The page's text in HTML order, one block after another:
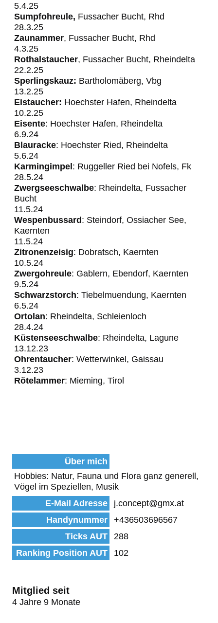
5.4.25
Sumpfohreule, Fussacher Bucht, Rhd
28.3.25
Zaunammer, Fussacher Bucht, Rhd
4.3.25
Rothalstaucher, Fussacher Bucht, Rheindelta
22.2.25
Sperlingskauz: Bartholomäberg, Vbg
13.2.25
Eistaucher: Hoechster Hafen, Rheindelta
10.2.25
Eisente: Hoechster Hafen, Rheindelta
6.9.24
Blauracke: Hoechster Ried, Rheindelta
5.6.24
Karmingimpel: Ruggeller Ried bei Nofels, Fk
28.5.24
Zwergseeschwalbe: Rheindelta, Fussacher
Bucht
11.5.24
Wespenbussard: Steindorf, Ossiacher See,
Kaernten
11.5.24
Zitronenzeisig: Dobratsch, Kaernten
10.5.24
Zwergohreule: Gablern, Ebendorf, Kaernten
​​​​​​9.5.24
Schwarzstorch: Tiebelmuendung, Kaernten
6.5.24
Ortolan: Rheindelta, Schleienloch
28.4.24
Küstenseeschwalbe: Rheindelta, Lagune
13.12.23
Ohrentaucher: Wetterwinkel, Gaissau
3.12.23
Rötelammer: Mieming, Tirol
Über mich
Hobbies: Natur, Fauna und Flora ganz generell,
Vögel im Speziellen, Musik
E-Mail Adresse
j.concept@gmx.at
Handynummer
+436503696567
Ticks AUT
288
Ranking Position AUT
102
Mitglied seit
4 Jahre 9 Monate